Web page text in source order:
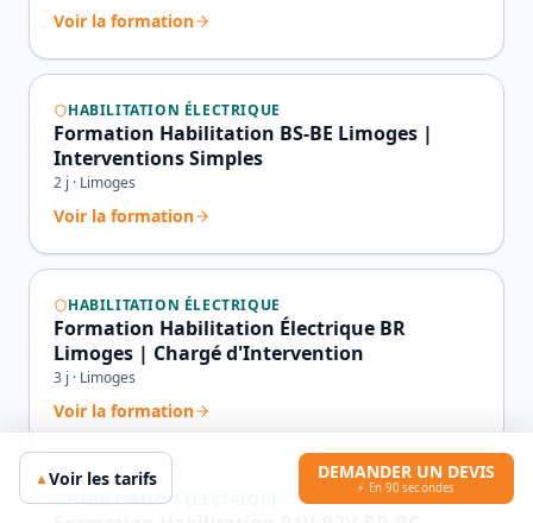
Voir la formation
HABILITATION ÉLECTRIQUE
Formation Habilitation BS-BE Limoges |
Interventions Simples
2 j · Limoges
Voir la formation
HABILITATION ÉLECTRIQUE
Formation Habilitation Électrique BR
Limoges | Chargé d'Intervention
3 j · Limoges
Voir la formation
HABILITATION ÉLECTRIQUE
▲Voir les tarifs DEMANDER UN DEVIS
⚡ En 90 secondes